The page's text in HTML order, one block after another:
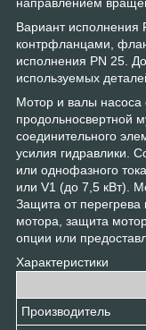
Вариант
контрфланцами,
исполнения PN 25.
используемых
Мотор и валы
продольносвертной
соединительного
усилия гидравлики.
или однофазного
или V1 (до 7,5 кВт).
Защита от перегрева
мотора, защита
опции или
Характеристики
Производитель